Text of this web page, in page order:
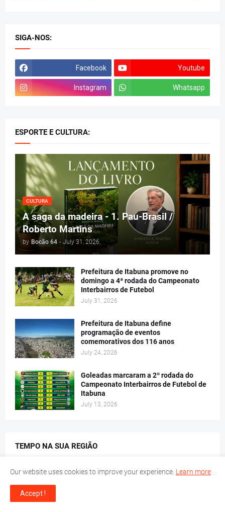
SIGA-NOS:
Facebook Youtube
Instagram Whatsapp
ESPORTE E CULTURA:
CULTURA
A saga da madeira - 1. Pau-Brasil /
Roberto Martins
by Bocão 64 - July 31, 2026
Prefeitura de Itabuna promove no
domingo a 4ª rodada do Campeonato
Interbairros de Futebol
July 31, 2026
Prefeitura de Itabuna define
programação de eventos
comemorativos dos 116 anos
July 24, 2026
Goleadas marcaram a 2º rodada do
Campeonato Interbairros de Futebol de
Itabuna
July 13, 2026
TEMPO NA SUA REGIÃO
Tempe
43°C
Our website uses cookies to improve your experience. Learn more
Accept !